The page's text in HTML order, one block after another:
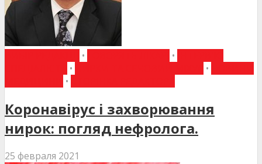
• •
• •
•
Коронавірус і захворювання
нирок: погляд нефролога.
25 февраля 2021